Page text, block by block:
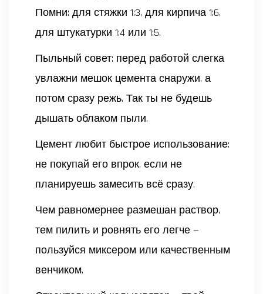
Помни: для стяжки 1:3, для кирпича 1:6,
для штукатурки 1:4 или 1:5.
Пыльный совет: перед работой слегка
увлажни мешок цемента снаружи, а
потом сразу режь. Так ты не будешь
дышать облаком пыли.
Цемент любит быстрое использование:
не покупай его впрок, если не
планируешь замесить всё сразу.
Чем равномернее размешан раствор,
тем пилить и ровнять его легче —
пользуйся миксером или качественным
венчиком.